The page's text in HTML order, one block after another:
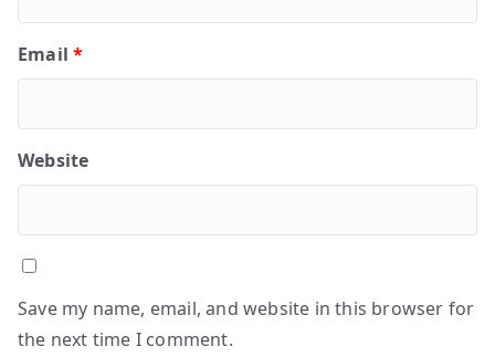
Email*
Website
Save my name, email, and website in this browser for
the next time I comment.